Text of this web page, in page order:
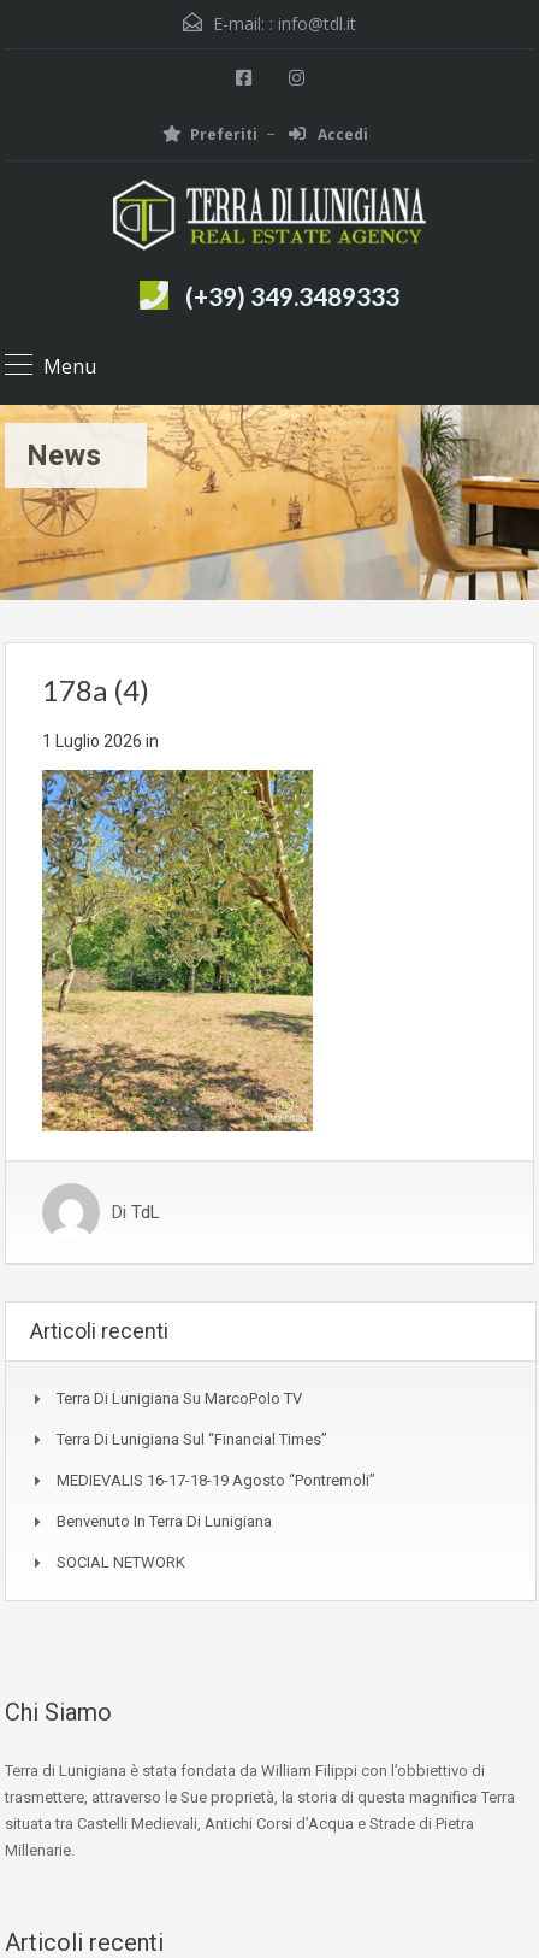
E-mail: : info@tdl.it
Preferiti Accedi
(+39) 349.3489333
Menu
News
178a (4)
1 Luglio 2026 in
Di TdL
Articoli recenti
Terra Di Lunigiana Su MarcoPolo TV
Terra Di Lunigiana Sul “Financial Times”
MEDIEVALIS 16-17-18-19 Agosto “Pontremoli”
Benvenuto In Terra Di Lunigiana
SOCIAL NETWORK
Chi Siamo
Terra di Lunigiana è stata fondata da William Filippi con l’obbiettivo di
trasmettere, attraverso le Sue proprietà, la storia di questa magnifica Terra
situata tra Castelli Medievali, Antichi Corsi d’Acqua e Strade di Pietra
Millenarie.
Articoli recenti